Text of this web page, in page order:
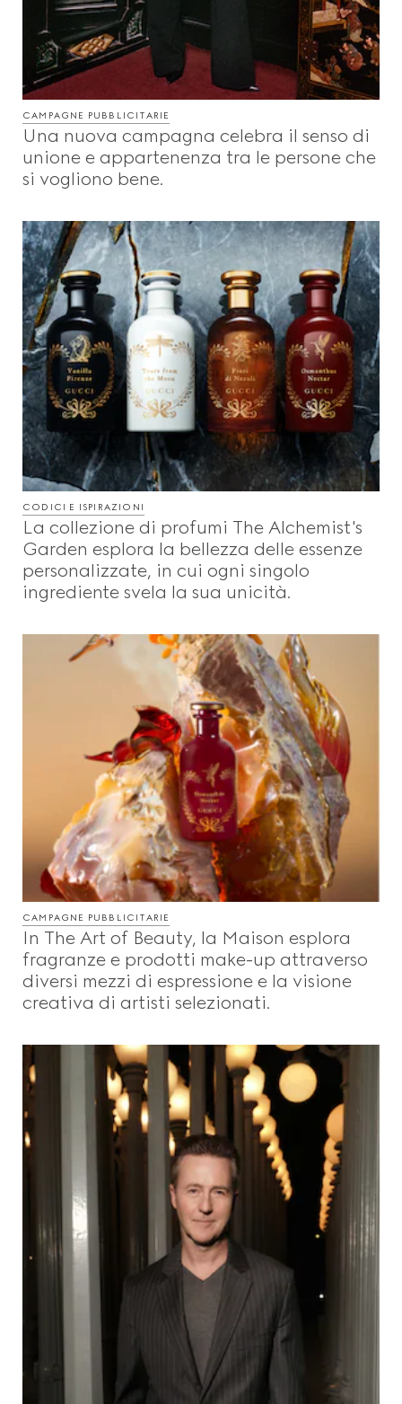
CAMPAGNE PUBBLICITARIE
Una nuova campagna celebra il senso di
unione e appartenenza tra le persone che
si vogliono bene.
CODICI E ISPIRAZIONI
La collezione di profumi The Alchemist's
Garden esplora la bellezza delle essenze
personalizzate, in cui ogni singolo
ingrediente svela la sua unicità.
CAMPAGNE PUBBLICITARIE
In The Art of Beauty, la Maison esplora
fragranze e prodotti make-up attraverso
diversi mezzi di espressione e la visione
creativa di artisti selezionati.